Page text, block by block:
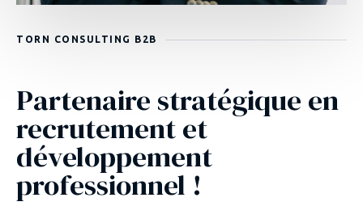
TORN CONSULTING B2B
Partenaire stratégique en
recrutement et
développement
professionnel !